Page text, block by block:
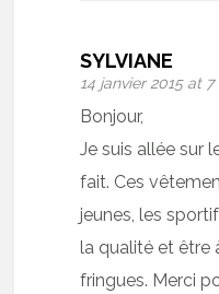
SYLVIANE
14 janvier 2015 at
Bonjour,
Je suis allée sur
fait. Ces
jeunes, les
la qualité et être
fringues. Merci